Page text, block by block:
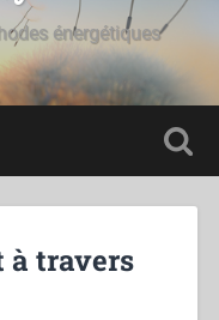
énergétiques
à travers